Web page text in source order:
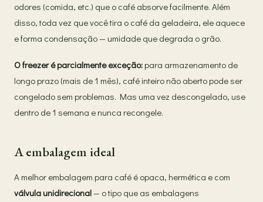
odores (comida, etc.) que o café absorve facilmente. Além
disso, toda vez que você tira o café da geladeira, ele aquece
e forma condensação — umidade que degrada o grão.
O freezer é parcialmente exceção: para armazenamento de
longo prazo (mais de 1 mês), café inteiro não aberto pode ser
congelado sem problemas. Mas uma vez descongelado, use
dentro de 1 semana e nunca recongele.
A embalagem ideal
A melhor embalagem para café é opaca, hermética e com
válvula unidirecional— o tipo que as embalagens